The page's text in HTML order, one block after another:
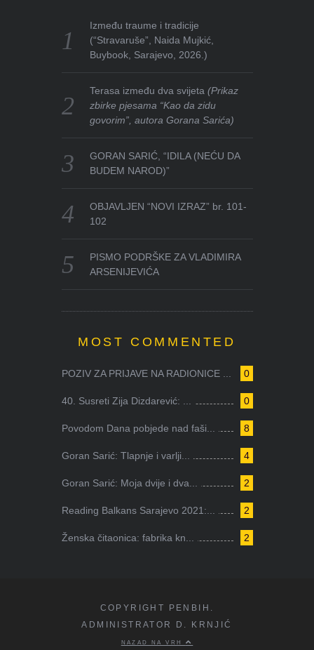
Između traume i tradicije
(“Stravaruše”, Naida Mujkić,
Buybook, Sarajevo, 2026.)
Terasa između dva svijeta(Prikaz
zbirke pjesama “Kao da zidu
govorim”, autora Gorana Sarića)
GORAN SARIĆ, “IDILA (NEĆU DA
BUDEM NAROD)”
OBJAVLJEN “NOVI IZRAZ” br. 101-
102
PISMO PODRŠKE ZA VLADIMIRA
ARSENIJEVIĆA
MOST COMMENTED
0
POZIV ZA PRIJAVE NA RADIONICE ...
0
40. Susreti Zija Dizdarević: ...
8
Povodom Dana pobjede nad faši...
4
Goran Sarić: Tlapnje i varlji...
2
Goran Sarić: Moja dvije i dva...
2
Reading Balkans Sarajevo 2021:...
2
Ženska čitaonica: fabrika kn...
COPYRIGHT PENBIH.
ADMINISTRATOR D. KRNJIĆ
NAZAD NA VRH